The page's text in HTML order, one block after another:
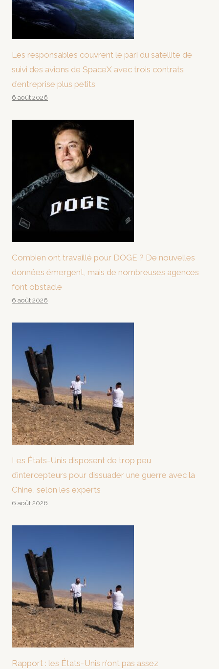
Les responsables couvrent le pari du satellite de
suivi des avions de SpaceX avec trois contrats
d’entreprise plus petits
6 août 2026
Combien ont travaillé pour DOGE ? De nouvelles
données émergent, mais de nombreuses agences
font obstacle
6 août 2026
Les États-Unis disposent de trop peu
d’intercepteurs pour dissuader une guerre avec la
Chine, selon les experts
6 août 2026
Rapport : les États-Unis n’ont pas assez